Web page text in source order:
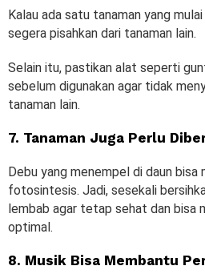
Kalau ada satu tanaman yang
segera pisahkan dari tanaman lain.
Selain itu, pastikan alat seperti
sebelum digunakan agar tidak
tanaman lain.
7. Tanaman Juga Perlu
Debu yang menempel di daun
fotosintesis. Jadi, sesekali
lembab agar tetap sehat dan bisa
optimal.
8. Musik Bisa Membantu